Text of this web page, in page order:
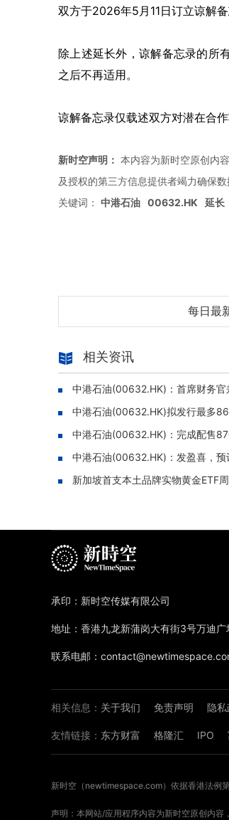
双方于2026年5月11日订立谅解
除上述延长外，谅解备忘录的所
之后不再适用。
谅解备忘录仅载述双方对潜在合
新时空声明： 本内容为新时空原创内
及授权的第三方信息提供者竭力确保
关键词： 中港石油 00632.HK 延长
每日最
相关资讯
中港石油(00632.HK)：首席财务官
中港石油(00632.HK)拟发行最多
中港石油(00632.HK)：完成配售
中港石油(00632.HK)：发盈喜，
新加坡首支本土品牌实物黄金ETF
相关信息： 关于我们 免责声明 隐
友情链接： 东方财富 格隆汇 IPO
承印：新时空传媒有限公司
地址：香港九龙新蒲岗大有街3号万迪广
联系电邮：
新时空（ newtimespace.com）依据香港法例
声明：本网站/应用程序内容为新时空原创内